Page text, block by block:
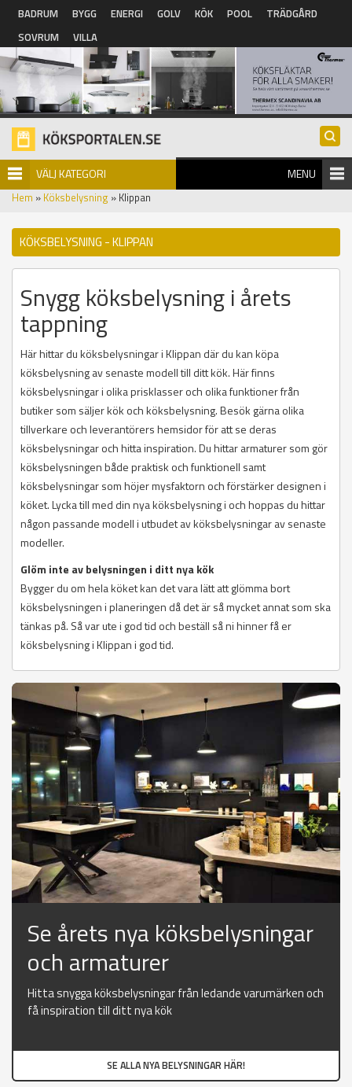
Hoppa till huvudinnehåll
BADRUM BYGG ENERGI GOLV KÖK POOL
TRÄDGÅRD
SOVRUM
VILLA
VÄLJ KATEGORI MENU
Hem » Köksbelysning » Klippan
KÖKSBELYSNING - KLIPPAN
Snygg köksbelysning i årets
tappning
Här hittar du köksbelysningar i Klippan där du kan köpa
köksbelysning av senaste modell till ditt kök. Här finns
köksbelysningar i olika prisklasser och olika funktioner från
butiker som säljer kök och köksbelysning. Besök gärna olika
tillverkare och leverantörers hemsidor för att se deras
köksbelysningar och hitta inspiration. Du hittar armaturer som gör
köksbelysningen både praktisk och funktionell samt
köksbelysningar som höjer mysfaktorn och förstärker designen i
köket. Lycka till med din nya köksbelysning i och hoppas du hittar
någon passande modell i utbudet av köksbelysningar av senaste
modeller.
Glöm inte av belysningen i ditt nya kök
Bygger du om hela köket kan det vara lätt att glömma bort
köksbelysningen i planeringen då det är så mycket annat som ska
tänkas på. Så var ute i god tid och beställ så ni hinner få er
köksbelysning i Klippan i god tid.
Se årets nya köksbelysningar
och armaturer
Hitta snygga köksbelysningar från ledande varumärken och
få inspiration till ditt nya kök
SE ALLA NYA BELYSNINGAR HÄR!